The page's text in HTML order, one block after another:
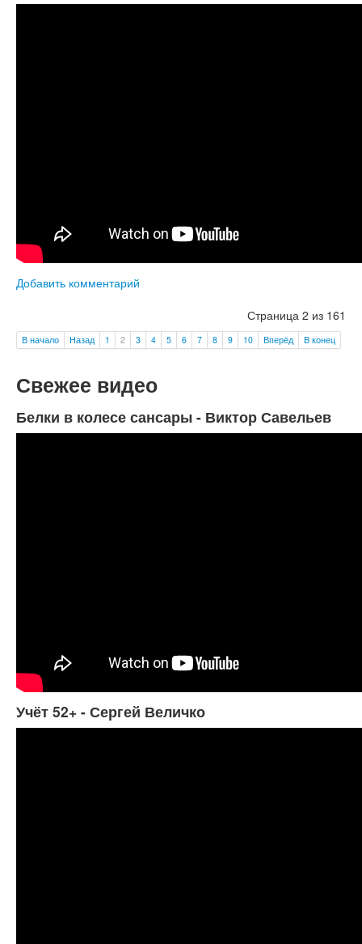
Добавить комментарий
Страница 2 из 161
В начало Назад 1 2 3 4 5 6 7 8 9 10 Вперёд В конец
Свежее видео
Белки в колесе сансары - Виктор Савельев
Учёт 52+ - Сергей Величко